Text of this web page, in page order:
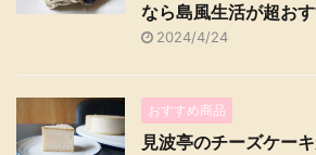
なら島風生活が超おす
2024/4/24
おすすめ商品
見波亭のチーズケーキ